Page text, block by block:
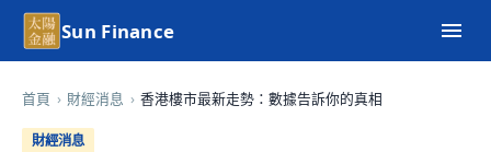
Sun Finance
首頁 › 財經消息 › 香港樓市最新走勢：數據告訴你的真相
財經消息